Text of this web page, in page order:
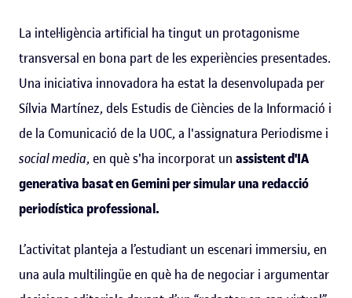
La intel·ligència artificial ha tingut un protagonisme
transversal en bona part de les experiències presentades.
Una iniciativa innovadora ha estat la desenvolupada per
Sílvia Martínez, dels Estudis de Ciències de la Informació i
de la Comunicació de la UOC, a l'assignatura Periodisme i
social media, en què s'ha incorporat un assistent d'IA
generativa basat en Gemini per simular una redacció
periodística professional.
L’activitat planteja a l’estudiant un escenari immersiu, en
una aula multilingüe en què ha de negociar i argumentar